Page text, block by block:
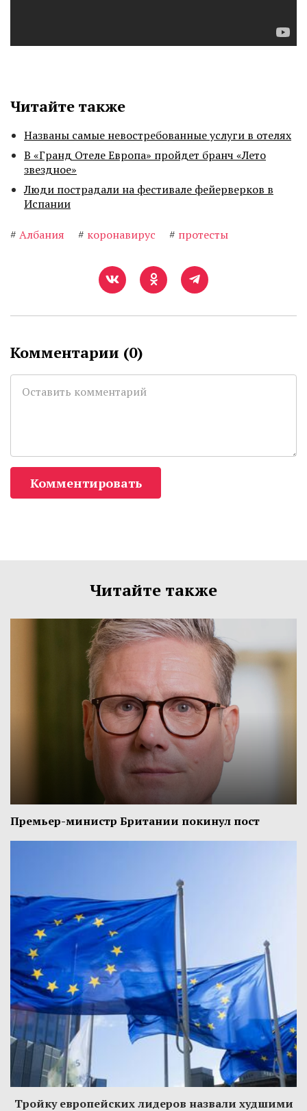
Читайте также
Названы самые невостребованные услуги в отелях
В «Гранд Отеле Европа» пройдет бранч «Лето
звездное»
Люди пострадали на фестивале фейерверков в
Испании
# Албания # коронавирус # протесты
Комментарии (0)
Комментировать
Читайте также
Премьер-министр Британии покинул пост
Тройку европейских лидеров назвали худшими